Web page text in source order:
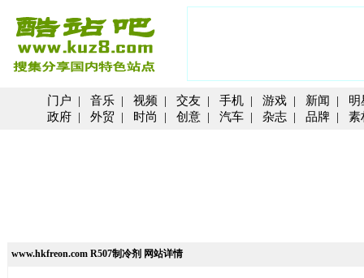
门户 | 音乐 | 视频 | 交友 | 手机 | 游戏 | 新闻 | 明
政府 | 外贸 | 时尚 | 创意 | 汽车 | 杂志 | 品牌 | 素
www.hkfreon.com R507制冷剂 网站详情